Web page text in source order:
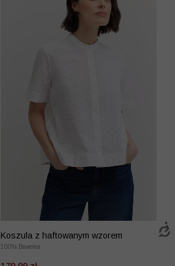
Koszula z haftowanym wzorem
100% Bawełna